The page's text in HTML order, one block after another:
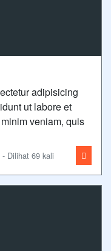
adipisicing
ut labore et
veniam, quis
Dilihat 69 kali